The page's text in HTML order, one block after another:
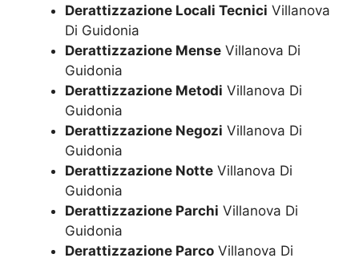
Derattizzazione Locali Tecnici Villanova
Di Guidonia
Derattizzazione Mense Villanova Di
Guidonia
Derattizzazione Metodi Villanova Di
Guidonia
Derattizzazione Negozi Villanova Di
Guidonia
Derattizzazione Notte Villanova Di
Guidonia
Derattizzazione Parchi Villanova Di
Guidonia
Derattizzazione Parco Villanova Di